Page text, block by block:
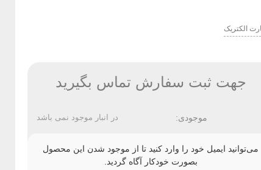
الکتریک
جهت ثبت سفارش تماس بگیرید
موجودی: در انبار موجود نمی باشد
می‌توانید ایمیل خود را وارد کنید تا از موجود شدن این محصول
بصورت خودکار آگاه گردید.